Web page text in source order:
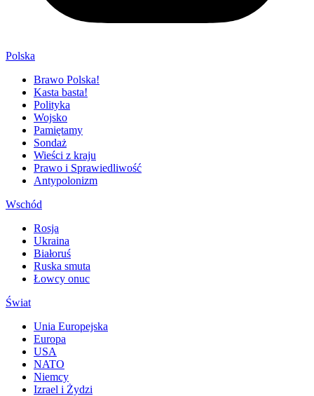
Polska
Brawo Polska!
Kasta basta!
Polityka
Wojsko
Pamiętamy
Sondaż
Wieści z kraju
Prawo i Sprawiedliwość
Antypolonizm
Wschód
Rosja
Ukraina
Białoruś
Ruska smuta
Łowcy onuc
Świat
Unia Europejska
Europa
USA
NATO
Niemcy
Izrael i Żydzi